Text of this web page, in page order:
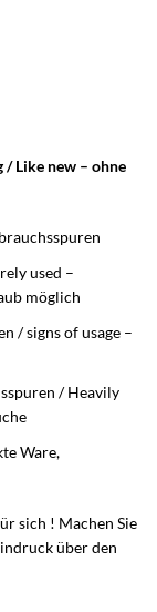
/ Like new – ohne
used –
möglich
/ signs of usage –
/ Heavily
Ware,
sich ! Machen Sie
über den